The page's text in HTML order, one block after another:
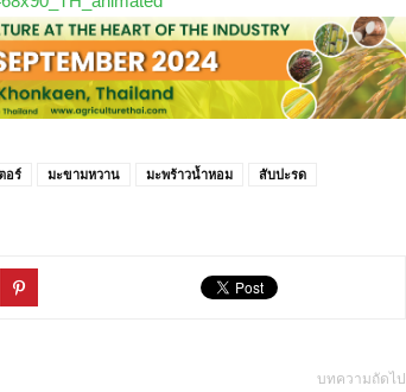
อร์ มะขามหวาน มะพร้าวน้ำหอม
สับปะรด
บทความถัดไป